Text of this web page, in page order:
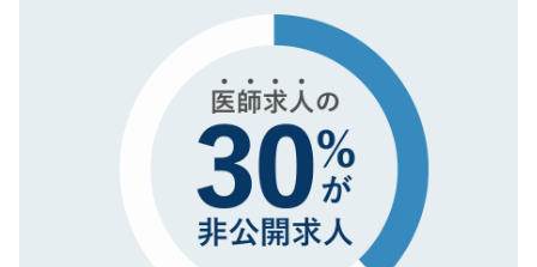
で、機密保持に関してもご安心ください。